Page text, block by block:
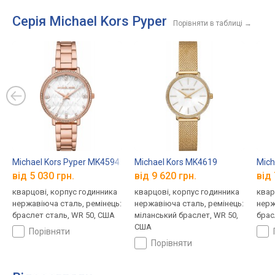
Серія Michael Kors Pyper Порівняти в таблиці →
Michael Kors Pyper MK4594
від 5 030 грн.
кварцові, корпус годинника
нержавіюча сталь, ремінець:
браслет сталь, WR 50, США
порівняти
Michael Kors MK4619
від 9 620 грн.
кварцові, корпус годинника
нержавіюча сталь, ремінець:
міланський браслет, WR 50,
США
порівняти
від